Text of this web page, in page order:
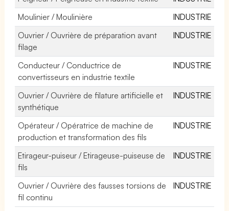
Moulinier / Moulinière
INDUSTRIE
Ouvrier / Ouvrière de préparation avant
filage
INDUSTRIE
Conducteur / Conductrice de
convertisseurs en industrie textile
INDUSTRIE
Ouvrier / Ouvrière de filature artificielle et
synthétique
INDUSTRIE
Opérateur / Opératrice de machine de
production et transformation des fils
INDUSTRIE
Etirageur-puiseur / Etirageuse-puiseuse de
fils
INDUSTRIE
Ouvrier / Ouvrière des fausses torsions de
fil continu
INDUSTRIE